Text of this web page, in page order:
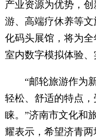
产业资源为优势，
游、高端疗休养等
化码头展馆，将为全
室内数字模拟体验、
“邮轮旅游作为新
轻松、舒适的特点
睐。”济南市文化和
耀表示，希望济青